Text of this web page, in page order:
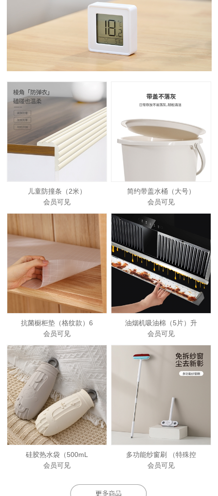
儿童防撞条（2米）
会员可见
简约带盖水桶（大号）
会员可见
抗菌橱柜垫（格纹款）6
会员可见
油烟机吸油棉（5片）升
会员可见
硅胶热水袋（500mL
会员可见
多功能纱窗刷 （特殊控
会员可见